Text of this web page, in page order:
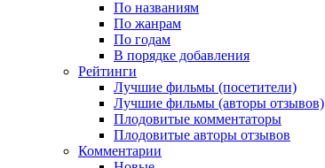
По названиям
По жанрам
По годам
В порядке добавления
Рейтинги
Лучшие фильмы (посетители)
Лучшие фильмы (авторы отзывов)
Плодовитые комментаторы
Плодовитые авторы отзывов
Комментарии